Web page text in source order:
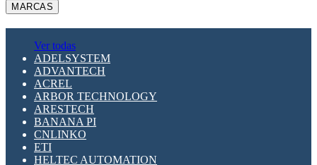
MARCAS
Ver todas
ADELSYSTEM
ADVANTECH
ACREL
ARBOR TECHNOLOGY
ARESTECH
BANANA PI
CNLINKO
ETI
HELTEC AUTOMATION